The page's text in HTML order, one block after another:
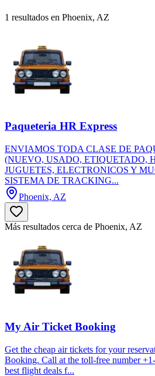
1 resultados en Phoenix, AZ
Paqueteria HR Express
ENVIAMOS TODA CLASE DE
(NUEVO, USADO, ETIQUETADO,
JUGUETES, ELECTRONICOS Y
SISTEMA DE TRACKING...
Phoenix, AZ
Más resultados cerca de Phoenix, AZ
My Air Ticket Booking
Get the cheap air tickets for your
Booking. Call at the toll-free number
best flight deals f...